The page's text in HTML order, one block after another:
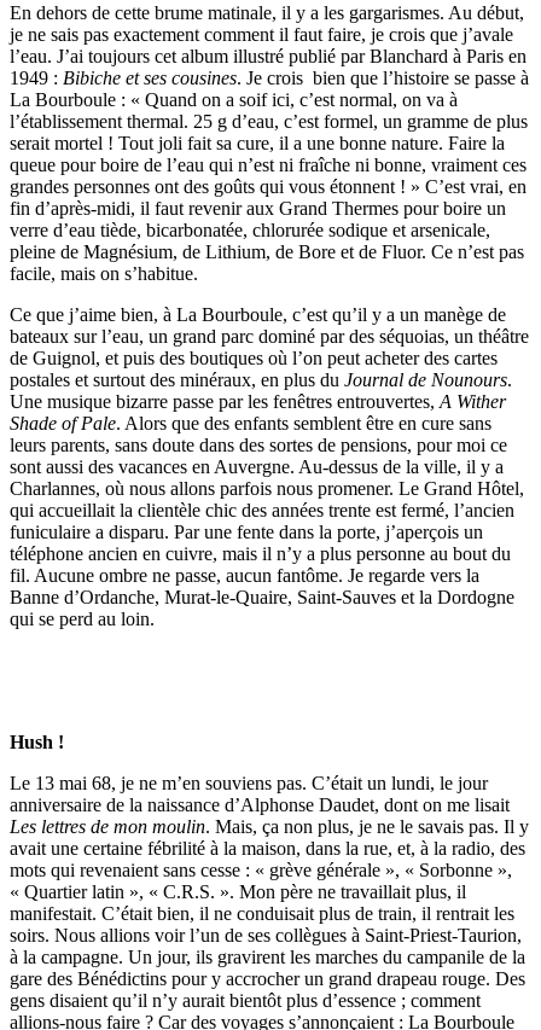
En dehors de cette brume matinale, il y a les gargarismes. Au début,
je ne sais pas exactement comment il faut faire, je crois que j’avale
l’eau. J’ai toujours cet album illustré publié par Blanchard à Paris en
1949 : Bibiche et ses cousines. Je crois bien que l’histoire se passe à
La Bourboule : « Quand on a soif ici, c’est normal, on va à
l’établissement thermal. 25 g d’eau, c’est formel, un gramme de plus
serait mortel ! Tout joli fait sa cure, il a une bonne nature. Faire la
queue pour boire de l’eau qui n’est ni fraîche ni bonne, vraiment ces
grandes personnes ont des goûts qui vous étonnent ! » C’est vrai, en
fin d’après-midi, il faut revenir aux Grand Thermes pour boire un
verre d’eau tiède, bicarbonatée, chlorurée sodique et arsenicale,
pleine de Magnésium, de Lithium, de Bore et de Fluor. Ce n’est pas
facile, mais on s’habitue.
Ce que j’aime bien, à La Bourboule, c’est qu’il y a un manège de
bateaux sur l’eau, un grand parc dominé par des séquoias, un théâtre
de Guignol, et puis des boutiques où l’on peut acheter des cartes
postales et surtout des minéraux, en plus du Journal de Nounours.
Une musique bizarre passe par les fenêtres entrouvertes, A Wither
Shade of Pale. Alors que des enfants semblent être en cure sans
leurs parents, sans doute dans des sortes de pensions, pour moi ce
sont aussi des vacances en Auvergne. Au-dessus de la ville, il y a
Charlannes, où nous allons parfois nous promener. Le Grand Hôtel,
qui accueillait la clientèle chic des années trente est fermé, l’ancien
funiculaire a disparu. Par une fente dans la porte, j’aperçois un
téléphone ancien en cuivre, mais il n’y a plus personne au bout du
fil. Aucune ombre ne passe, aucun fantôme. Je regarde vers la
Banne d’Ordanche, Murat-le-Quaire, Saint-Sauves et la Dordogne
qui se perd au loin.
Hush !
Le 13 mai 68, je ne m’en souviens pas. C’était un lundi, le jour
anniversaire de la naissance d’Alphonse Daudet, dont on me lisait
Les lettres de mon moulin. Mais, ça non plus, je ne le savais pas. Il y
avait une certaine fébrilité à la maison, dans la rue, et, à la radio, des
mots qui revenaient sans cesse : « grève générale », « Sorbonne »,
« Quartier latin », « C.R.S. ». Mon père ne travaillait plus, il
manifestait. C’était bien, il ne conduisait plus de train, il rentrait les
soirs. Nous allions voir l’un de ses collègues à Saint-Priest-Taurion,
à la campagne. Un jour, ils gravirent les marches du campanile de la
gare des Bénédictins pour y accrocher un grand drapeau rouge. Des
gens disaient qu’il n’y aurait bientôt plus d’essence ; comment
allions-nous faire ? Car des voyages s’annonçaient : La Bourboule